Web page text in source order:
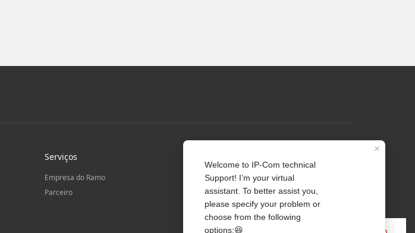
Serviços
Empresa do Ramo
Parceiro
Contate-nos
Sobre Nós
Notícia